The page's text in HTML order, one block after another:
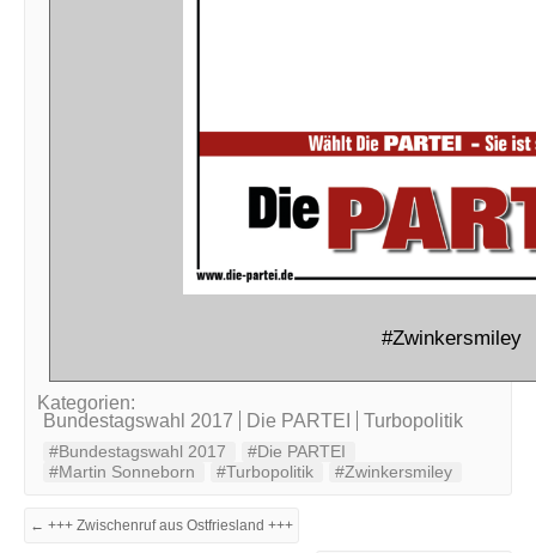
#Zwinkersmiley
Kategorien:
Bundestagswahl 2017
Die PARTEI Turbopolitik
#Bundestagswahl 2017
#Die PARTEI
#Martin Sonneborn
#Turbopolitik #Zwinkersmiley
← +++ Zwischenruf aus Ostfriesland +++